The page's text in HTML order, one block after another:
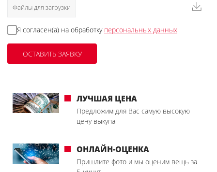
Файлы для загрузки
Я согласен(а) на обработку персональных данных
ЛУЧШАЯ ЦЕНА
Предложим для Вас самую высокую
цену выкупа
ОНЛАЙН-ОЦЕНКА
Пришлите фото и мы оценим вещь за